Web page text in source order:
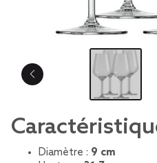
Diamètre : 9 cm